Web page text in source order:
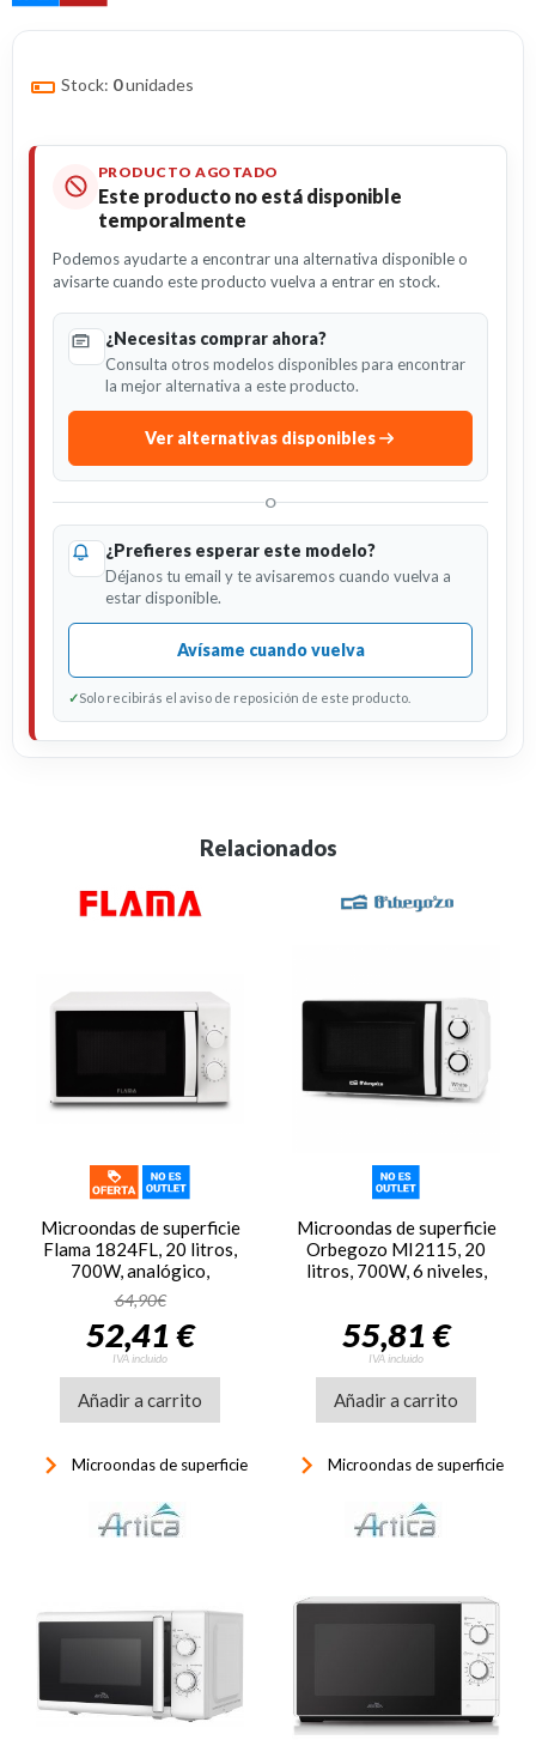
Stock: 0unidades
PRODUCTO AGOTADO
Este producto no está disponible
temporalmente
Podemos ayudarte a encontrar una alternativa disponible o
avisarte cuando este producto vuelva a entrar en stock.
¿Necesitas comprar ahora?
Consulta otros modelos disponibles para encontrar
la mejor alternativa a este producto.
Ver alternativas disponibles
O
¿Prefieres esperar este modelo?
Déjanos tu email y te avisaremos cuando vuelva a
estar disponible.
Avísame cuando vuelva
✓Solo recibirás el aviso de reposición de este producto.
Relacionados
Microondas de superficie
Flama 1824FL, 20 litros,
700W, analógico,
temporizador, blanco
64,90€
52,41 €
IVA incluido
Añadir a carrito
keyboard_arrow_right Microondas de superficie
Microondas de superficie
Orbegozo MI2115, 20
litros, 700W, 6 niveles,
55,81 €
IVA incluido
Añadir a carrito
keyboard_arrow_right Microondas de superficie